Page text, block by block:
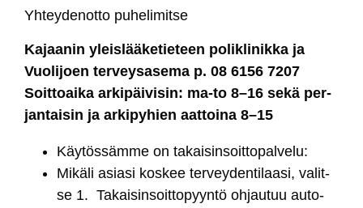
Yh­tey­de­not­to pu­he­li­mit­se
Ka­jaa­nin yleis­lää­ke­tie­teen po­lik­li­nik­ka ja
Vuo­li­joen ter­vey­sa­se­ma p. 08 6156 7207
Soit­toai­ka ar­ki­päi­vi­sin: ma-to 8–16 se­kä per­
jan­tai­sin ja ar­ki­py­hien aat­toi­na 8–15
Käy­tös­säm­me on ta­kai­sin­soit­to­pal­ve­lu:
Mi­kä­li asia­si kos­kee ter­vey­den­ti­laa­si, va­lit­
se 1. Ta­kai­sin­soit­to­pyyn­tö oh­jau­tuu au­to­